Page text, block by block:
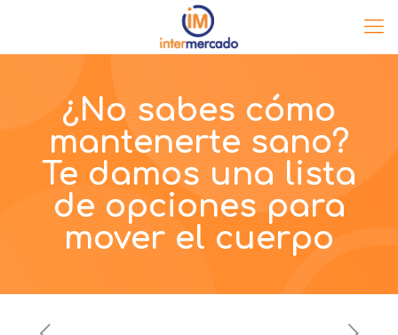
¿No sabes cómo
mantenerte sano?
Te damos una lista
de opciones para
mover el cuerpo